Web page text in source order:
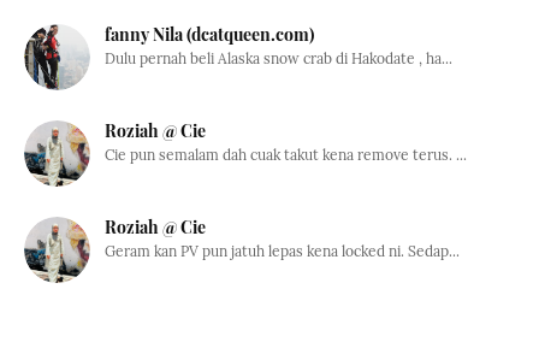
fanny Nila (dcatqueen.com)
Dulu pernah beli Alaska snow crab di Hakodate , ha...
Roziah @ Cie
Cie pun semalam dah cuak takut kena remove terus. ...
Roziah @ Cie
Geram kan PV pun jatuh lepas kena locked ni. Sedap...